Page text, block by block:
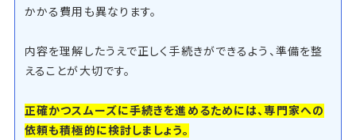
かかる費用も異なります。
内容を理解したうえで正しく手続きができるよう、準備を整
えることが大切です。
正確かつスムーズに手続きを進めるためには、専門家への
依頼も積極的に検討しましょう。